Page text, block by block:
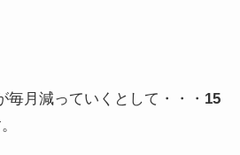
毎月減っていくとして・・・ 15